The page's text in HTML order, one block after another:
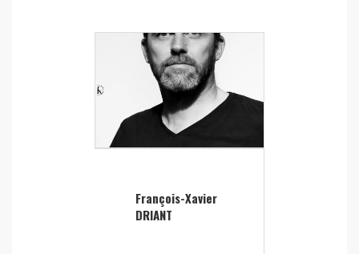
François-Xavier
DRIANT